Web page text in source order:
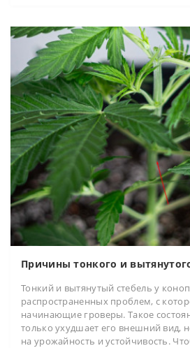
Причины тонкого и
Тонкий и вытянутый стебель у
распространенных проблем, с
начинающие гроверы. Такое
только ухудшает его внешний вид,
на урожайность и устойчивость.